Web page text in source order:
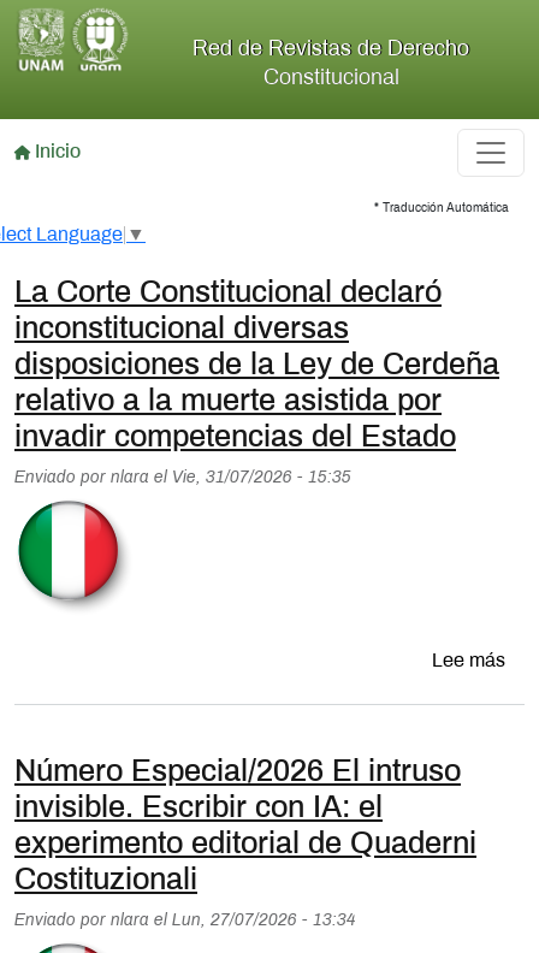
Red de Revistas de Derecho
Constitucional
Inicio
* Traducción Automática
Language ▼
La Corte Constitucional declaró
inconstitucional diversas
disposiciones de la Ley de Cerdeña
relativo a la muerte asistida por
invadir competencias del Estado
Enviado por nlara el Vie, 31/07/2026 - 15:35
Lee más
Número Especial/2026 El intruso
invisible. Escribir con IA: el
experimento editorial de Quaderni
Costituzionali
Enviado por nlara el Lun, 27/07/2026 - 13:34